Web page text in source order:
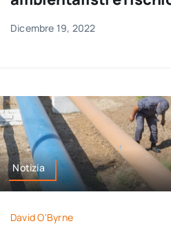
Dicembre 19, 2022
Notizia
David O'Byrne